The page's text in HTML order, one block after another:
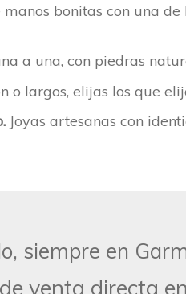
bonitas con una
a una, con piedras
o largos, elijas los que
Joyas artesanas con
siempre en
venta directa